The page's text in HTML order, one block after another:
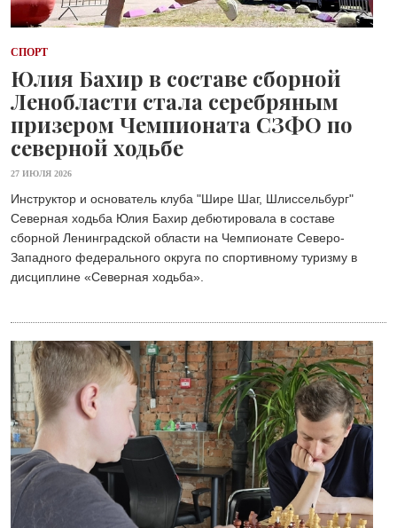
СПОРТ
Юлия Бахир в составе сборной
Ленобласти стала серебряным
призером Чемпионата СЗФО по
северной ходьбе
27 ИЮЛЯ 2026
Инструктор и основатель клуба "Шире Шаг, Шлиссельбург"
Северная ходьба Юлия Бахир дебютировала в составе
сборной Ленинградской области на Чемпионате Северо-
Западного федерального округа по спортивному туризму в
дисциплине «Северная ходьба».